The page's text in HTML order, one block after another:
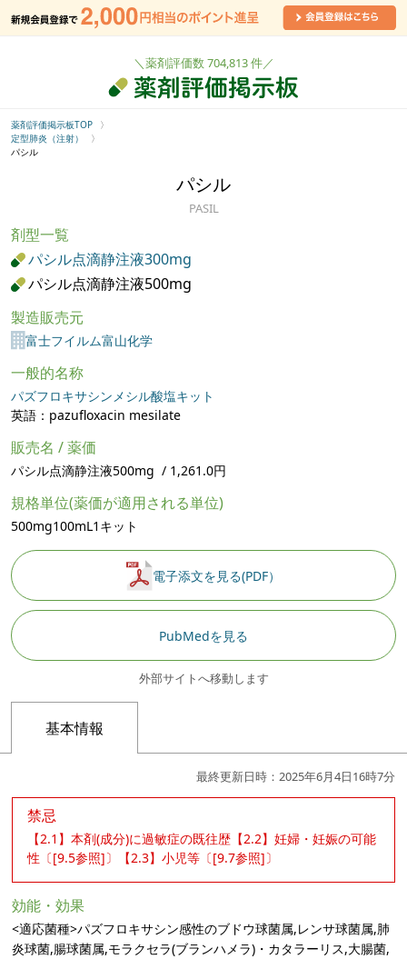
＼薬剤評価数 704,813 件／
薬剤評価掲示板TOP
定型肺炎（注射）
パシル
パシル
PASIL
剤型一覧
パシル点滴静注液300mg
パシル点滴静注液500mg
製造販売元
富士フイルム富山化学
一般的名称
パズフロキサシンメシル酸塩キット
英語：pazufloxacin mesilate
販売名 / 薬価
パシル点滴静注液500mg / 1,261.0円
規格単位(薬価が適用される単位)
500mg100mL1キット
電子添文を見る(PDF）
PubMedを見る
外部サイトへ移動します
基本情報
最終更新日時：2025年6月4日16時7分
禁忌
【2.1】本剤(成分)に過敏症の既往歴【2.2】妊婦・妊娠の可能
性〔[9.5参照]〕【2.3】小児等〔[9.7参照]〕
効能・効果
<適応菌種>パズフロキサシン感性のブドウ球菌属,レンサ球菌属,肺
炎球菌,腸球菌属,モラクセラ(ブランハメラ)・カタラーリス,大腸菌,